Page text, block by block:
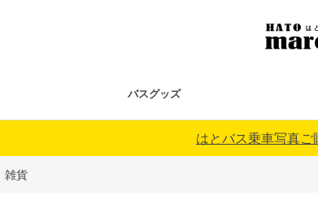
バスグッズ
はとバス乗車写真ご
雑貨